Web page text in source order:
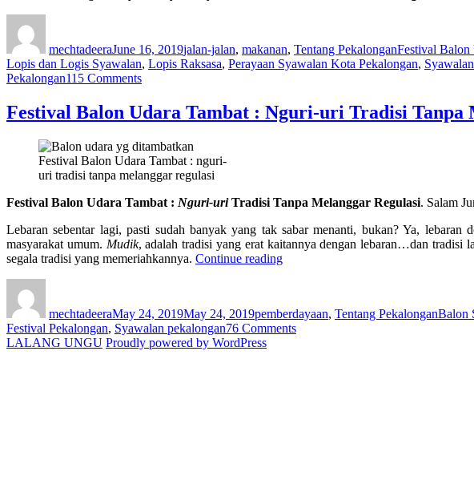
mechtadeeraJune 16, 2019jalan-jalan, makanan, Tentang PekalonganFestival Balon
Lopis dan Logis Syawalan, Lopis Raksasa, Perayaan Syawalan Kota Pekalongan,
Pekalongan115 Commentson
Perayaan
Syawalan
2019
di
Kota
Festival Balon Udara Tambat : Nguri-uri Tradisi Tanpa
Festival Balon Udara Tambat : nguri-
uri tradisi tanpa melanggar regulasi
Festival Balon Udara Tambat : Nguri-uriTradisi Tanpa Melanggar Regulasi. Salam
Lebaran sebentar lagi, pasti sudah banyak yang tak sabar menanti, bukan? Ya,
masyarakat umum. Mudik, adalah tradisi yang erat kaitannya dengan lebaran…dan tradisi
segala tradisi yang memeriahkannya. Continue reading“Festival
:
Nguri-
mechtadeeraMay 24, 2019May 24, 2019pemberdayaan, Tentang PekalonganBalon
Festival Pekalongan, Syawalan pekalongan76 Commentson
LALANG UNGU Proudly powered by WordPress